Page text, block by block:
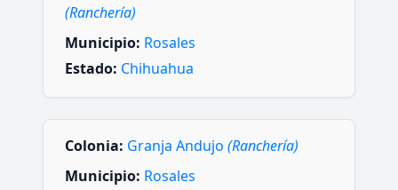
(Ranchería)
Municipio: Rosales
Estado: Chihuahua
Colonia: Granja Andujo (Ranchería)
Municipio: Rosales